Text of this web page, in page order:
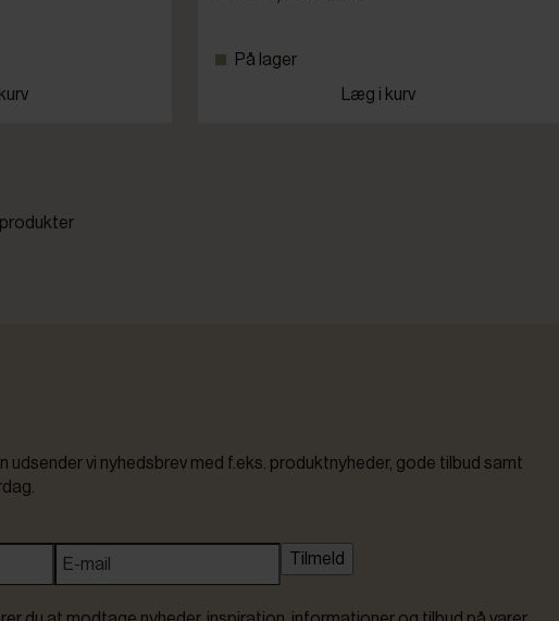
På lager
Læg i kurv
udsender vi nyhedsbrev med f.eks. produktnyheder, gode tilbud samt
Tilmeld